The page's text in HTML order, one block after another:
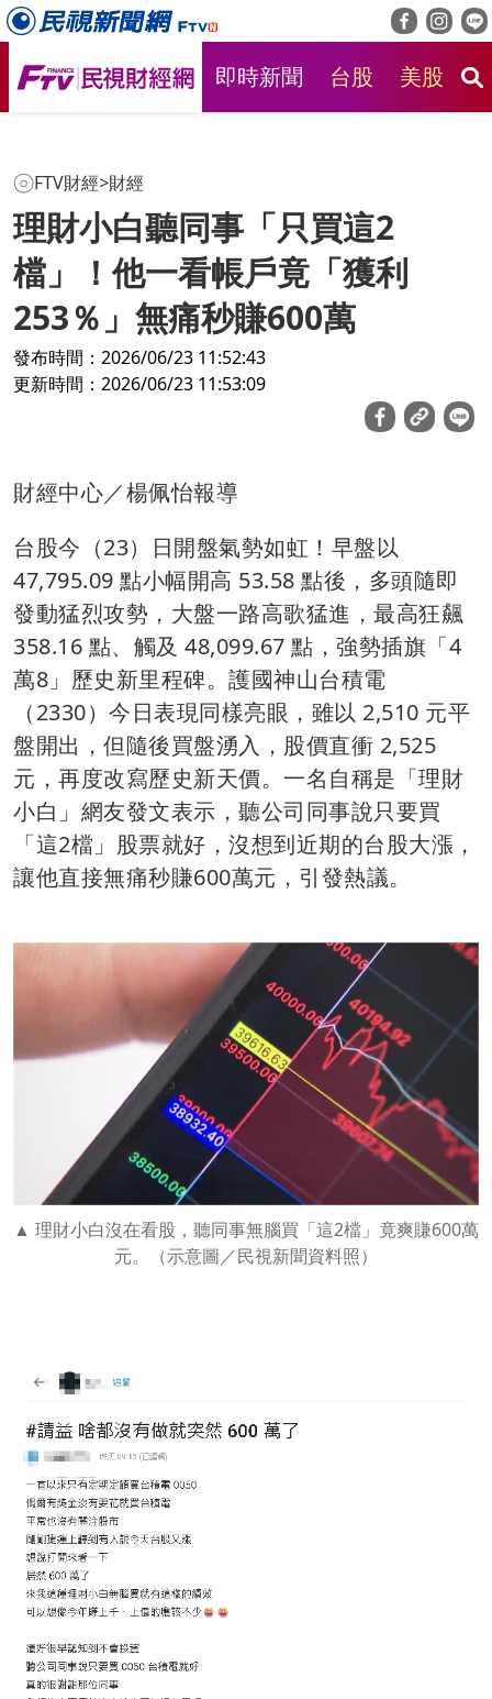
即時新聞 台股 美股
FTV財經>財經
理財小白聽同事「只買這2
檔」！他一看帳戶竟「獲利
253％」無痛秒賺600萬
發布時間：2026/06/23 11:52:43
更新時間：2026/06/23 11:53:09
財經中心／楊佩怡報導
台股今（23）日開盤氣勢如虹！早盤以
47,795.09 點小幅開高 53.58 點後，多頭隨即
發動猛烈攻勢，大盤一路高歌猛進，最高狂飆
358.16 點、觸及 48,099.67 點，強勢插旗「4
萬8」歷史新里程碑。護國神山台積電
（2330）今日表現同樣亮眼，雖以 2,510 元平
盤開出，但隨後買盤湧入，股價直衝 2,525
元，再度改寫歷史新天價。一名自稱是「理財
小白」網友發文表示，聽公司同事說只要買
「這2檔」股票就好，沒想到近期的台股大漲，
讓他直接無痛秒賺600萬元，引發熱議。
理財小白沒在看股，聽同事無腦買「這2檔」竟爽賺600萬
元。（示意圖／民視新聞資料照）